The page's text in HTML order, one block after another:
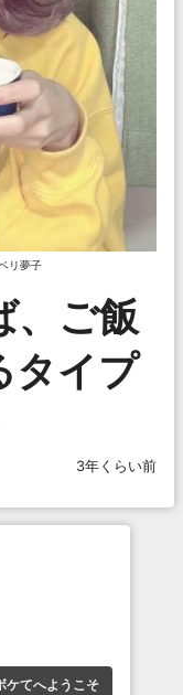
リ夢子
、ご飯
タイプ
3年くらい前
ケてへようこそ